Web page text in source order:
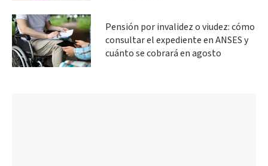
Pensión por invalidez o viudez: cómo
consultar el expediente en ANSES y
cuánto se cobrará en agosto